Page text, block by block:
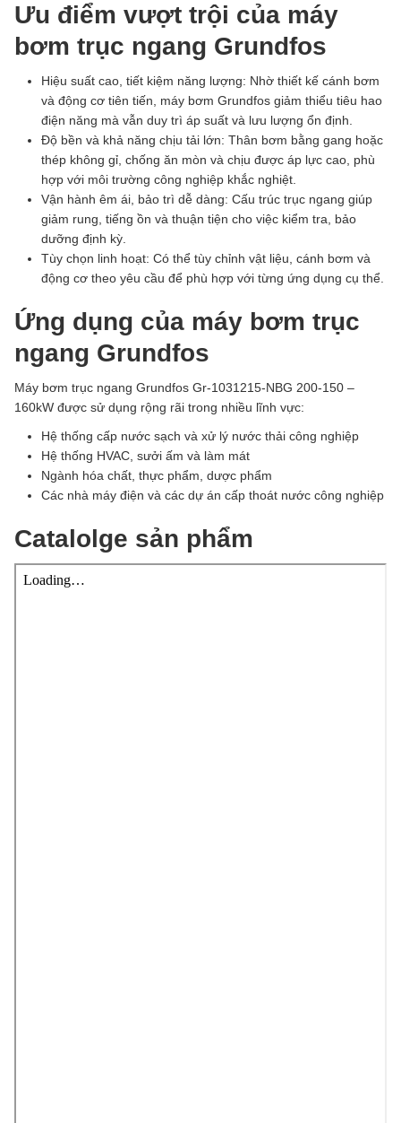
Ưu điểm vượt trội của máy
bơm trục ngang Grundfos
Hiệu suất cao, tiết kiệm năng lượng: Nhờ thiết kế cánh bơm
và động cơ tiên tiến, máy bơm Grundfos giảm thiểu tiêu hao
điện năng mà vẫn duy trì áp suất và lưu lượng ổn định.
Độ bền và khả năng chịu tải lớn: Thân bơm bằng gang hoặc
thép không gỉ, chống ăn mòn và chịu được áp lực cao, phù
hợp với môi trường công nghiệp khắc nghiệt.
Vận hành êm ái, bảo trì dễ dàng: Cấu trúc trục ngang giúp
giảm rung, tiếng ồn và thuận tiện cho việc kiểm tra, bảo
dưỡng định kỳ.
Tùy chọn linh hoạt: Có thể tùy chỉnh vật liệu, cánh bơm và
động cơ theo yêu cầu để phù hợp với từng ứng dụng cụ thể.
Ứng dụng của máy bơm trục
ngang Grundfos
Máy bơm trục ngang Grundfos Gr-1031215-NBG 200-150 –
160kW được sử dụng rộng rãi trong nhiều lĩnh vực:
Hệ thống cấp nước sạch và xử lý nước thải công nghiệp
Hệ thống HVAC, sưởi ấm và làm mát
Ngành hóa chất, thực phẩm, dược phẩm
Các nhà máy điện và các dự án cấp thoát nước công nghiệp
Catalolge sản phẩm